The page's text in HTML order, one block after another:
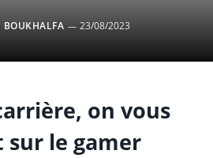
BOUKHALFA 23/08/2023
on vous
le gamer